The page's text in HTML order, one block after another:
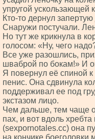
упругой ускользающей
Кто-то дернул
Снаружи постучали.
Но тут же крикнула в
голосом: «Ну, чего
Все уже разошлись,
шваброй по бокам!» И
Я повернул её спиной
пенис. Она сдвинула
поддерживал ее под
экстазом лицо.
Чем дальше, тем чаще
пах, и вот вдоль
(sехроrnоtаlеs.сс) она
на кончике